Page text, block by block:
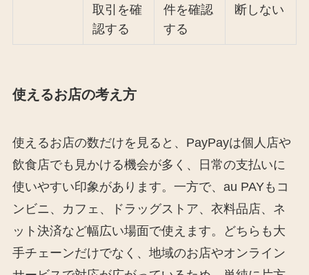
取引を確
認する
件を確認
する
断しない
使えるお店の考え方
使えるお店の数だけを見ると、PayPayは個人店や
飲食店でも見かける機会が多く、日常の支払いに
使いやすい印象があります。一方で、au PAYもコ
ンビニ、カフェ、ドラッグストア、衣料品店、ネ
ット決済など幅広い場面で使えます。どちらも大
手チェーンだけでなく、地域のお店やオンライン